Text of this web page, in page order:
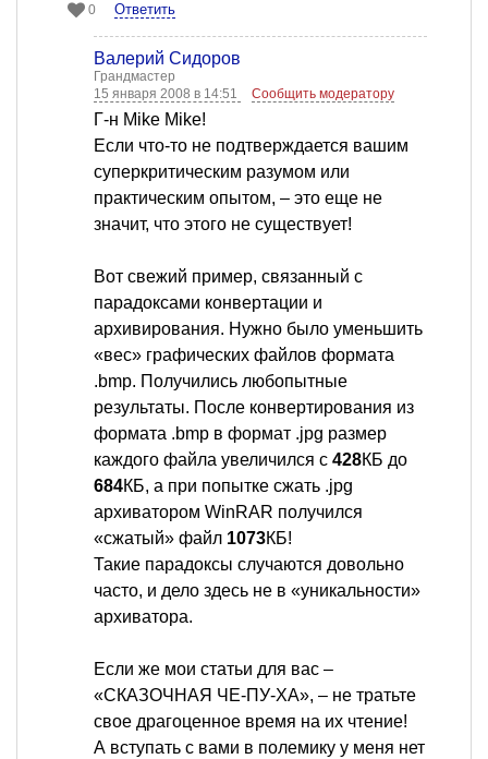
0 Ответить
Валерий Сидоров
Грандмастер
15 января 2008 в 14:51
Сообщить модератору
Г-н Mike Mike!
Если что-то не подтверждается вашим
суперкритическим разумом или
практическим опытом, – это еще не
значит, что этого не существует!
Вот свежий пример, связанный с
парадоксами конвертации и
архивирования. Нужно было уменьшить
«вес» графических файлов формата
.bmp. Получились любопытные
результаты. После конвертирования из
формата .bmp в формат .jpg размер
каждого файла увеличился с 428КБ до
684КБ, а при попытке сжать .jpg
архиватором WinRAR получился
«сжатый» файл 1073КБ!
Такие парадоксы случаются довольно
часто, и дело здесь не в «уникальности»
архиватора.
Если же мои статьи для вас –
«СКАЗОЧНАЯ ЧЕ-ПУ-ХА», – не тратьте
свое драгоценное время на их чтение!
А вступать с вами в полемику у меня нет